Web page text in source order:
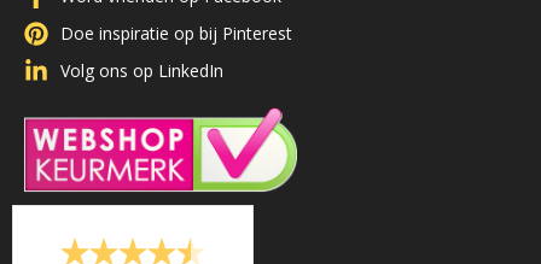
Doe inspiratie op bij Pinterest
Volg ons op LinkedIn